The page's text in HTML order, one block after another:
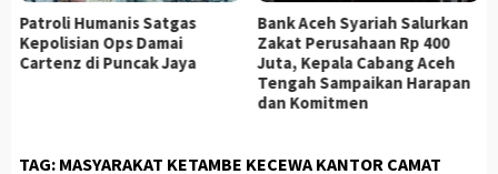
Patroli Humanis Satgas
Kepolisian Ops Damai
Cartenz di Puncak Jaya
Bank Aceh Syariah Salurkan
Zakat Perusahaan Rp 400
Juta, Kepala Cabang Aceh
Tengah Sampaikan Harapan
dan Komitmen
TAG: MASYARAKAT KETAMBE KECEWA KANTOR CAMAT